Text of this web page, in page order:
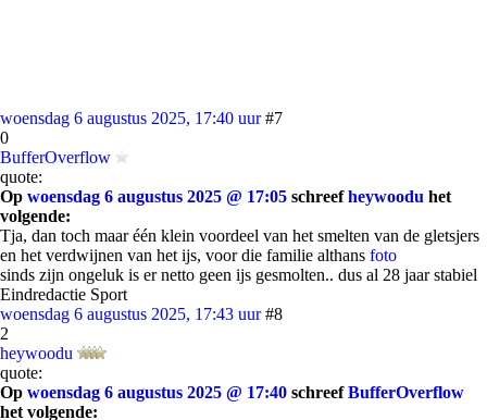
woensdag 6 augustus 2025, 17:40 uur #7
0
BufferOverflow
quote:
Op woensdag 6 augustus 2025 @ 17:05 schreefheywoodu het
volgende:
Tja, dan toch maar één klein voordeel van het smelten van de gletsjers
en het verdwijnen van het ijs, voor die familie althans foto
sinds zijn ongeluk is er netto geen ijs gesmolten.. dus al 28 jaar stabiel
Eindredactie Sport
woensdag 6 augustus 2025, 17:43 uur #8
2
heywoodu
quote:
Op woensdag 6 augustus 2025 @ 17:40 schreefBufferOverflow
het volgende: